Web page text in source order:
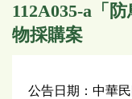
112A035-a「
物採購案
公告日期：中華民